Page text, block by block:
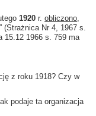
1920 r.obliczono
(Strażnica Nr 4, 1967 s.
15.12 1966 s. 759 ma
z roku 1918? Czy w
podaje ta organizacja